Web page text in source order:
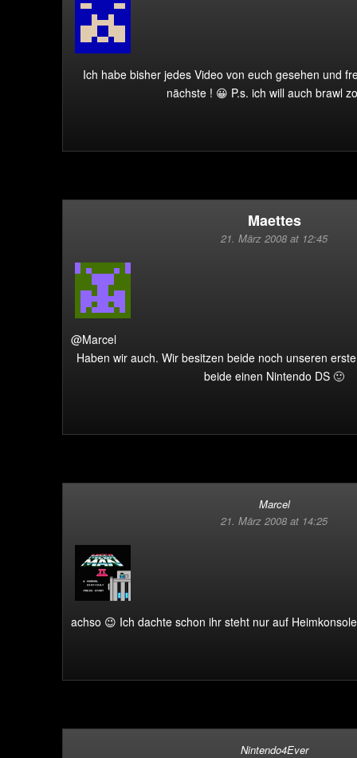
Ich habe bisher jedes Video von euch gesehen und
nächste ! 😀 P.s. ich will auch brawl
Maettes
21. März 2008 at 12:45
@Marcel
Haben wir auch. Wir besitzen beide noch unseren
beide einen Nintendo DS 🙂
Marcel
21. März 2008 at 14:25
achso 😉 Ich dachte schon ihr steht nur auf
Nintendo4Ever